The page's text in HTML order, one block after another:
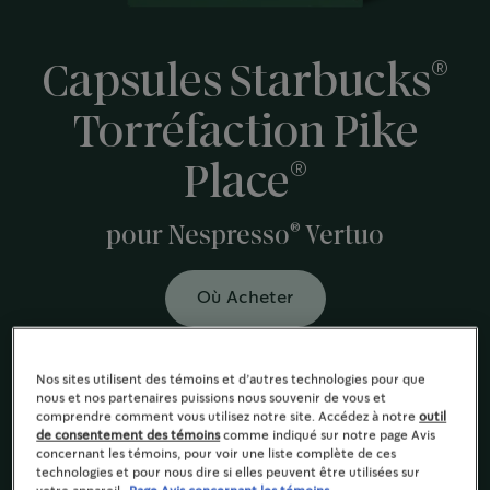
Capsules Starbucks®
Torréfaction Pike
Place®
pour Nespresso® Vertuo
Où Acheter
(0) Écrire un avis
Ce mélange bien rond de grains de café 100 % arabica
d'Amérique latine aux arômes subtils et riches de
chocolat et de noix grillées
Nos sites utilisent des témoins et d’autres technologies pour que
nous et nos partenaires puissions nous souvenir de vous et
comprendre comment vous utilisez notre site. Accédez à notreoutil
de consentement des témoinscomme indiqué sur notre page Avis
concernant les témoins, pour voir une liste complète de ces
technologies et pour nous dire si elles peuvent être utilisées sur